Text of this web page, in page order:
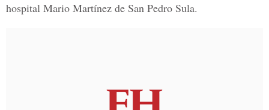
hospital Mario Martínez de San Pedro Sula.